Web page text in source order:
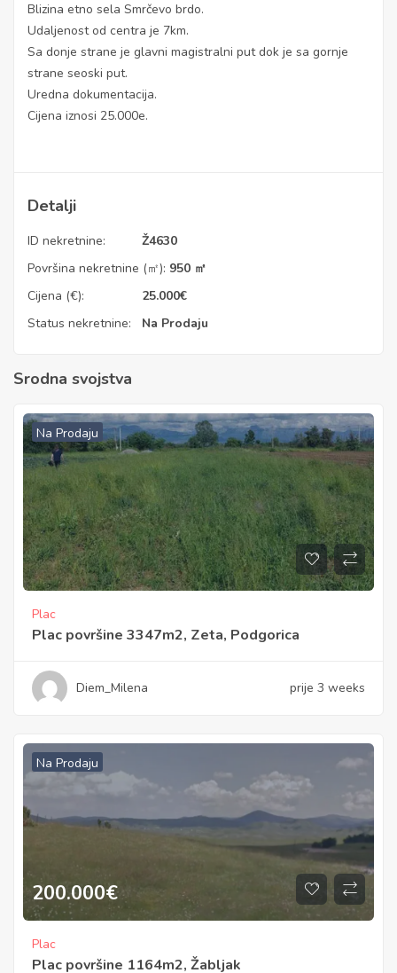
Blizina etno sela Smrčevo brdo.
Udaljenost od centra je 7km.
Sa donje strane je glavni magistralni put dok je sa gornje
strane seoski put.
Uredna dokumentacija.
Cijena iznosi 25.000e.
Detalji
ID nekretnine:
Ž4630
Površina nekretnine (㎡): 950 ㎡
Cijena (€):
25.000€
Status nekretnine:
Na Prodaju
Srodna svojstva
Na Prodaju
Plac
Plac površine 3347m2, Zeta, Podgorica
Diem_Milena prije 3 weeks
Na Prodaju
200.000€
Plac
Plac površine 1164m2, Žabljak